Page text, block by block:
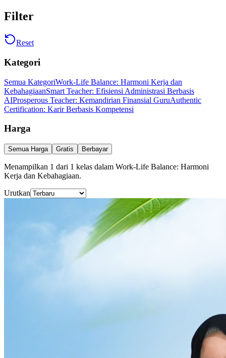
Filter
Reset
Kategori
Semua KategoriWork-Life Balance: Harmoni Kerja dan
KebahagiaanSmart Teacher: Efisiensi Administrasi Berbasis
AIProsperous Teacher: Kemandirian Finansial GuruAuthentic
Certification: Karir Berbasis Kompetensi
Harga
Semua Harga Gratis Berbayar
Menampilkan 1 dari 1 kelas dalam Work-Life Balance: Harmoni
Kerja dan Kebahagiaan.
Urutkan